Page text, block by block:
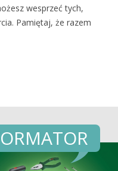
wesprzeć tych,
Pamiętaj, że razem